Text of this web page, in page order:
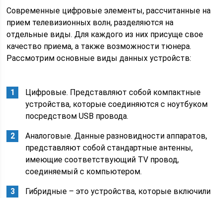
Современные цифровые элементы, рассчитанные на
прием телевизионных волн, разделяются на
отдельные виды. Для каждого из них присуще свое
качество приема, а также возможности тюнера.
Рассмотрим основные виды данных устройств:
Цифровые. Представляют собой компактные
устройства, которые соединяются с ноутбуком
посредством USB провода.
Аналоговые. Данные разновидности аппаратов,
представляют собой стандартные антенны,
имеющие соответствующий TV провод,
соединяемый с компьютером.
Гибридные – это устройства, которые включили